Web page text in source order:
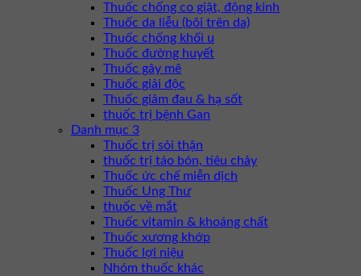
Thuốc chống co giật, động kinh
Thuốc da liễu (bôi trên da)
Thuốc chống khối u
Thuốc đường huyết
Thuốc gây mê
Thuốc giải độc
Thuốc giảm đau & hạ sốt
thuốc trị bệnh Gan
Danh mục 3
Thuốc trị sỏi thận
thuốc trị táo bón, tiêu chảy
Thuốc ức chế miễn dịch
Thuốc Ung Thư
thuốc về mắt
Thuốc vitamin & khoáng chất
Thuốc xương khớp
Thuốc lợi niệu
Nhóm thuốc khác